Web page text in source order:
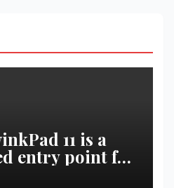
11 is a
entry point for
VseTime.ru